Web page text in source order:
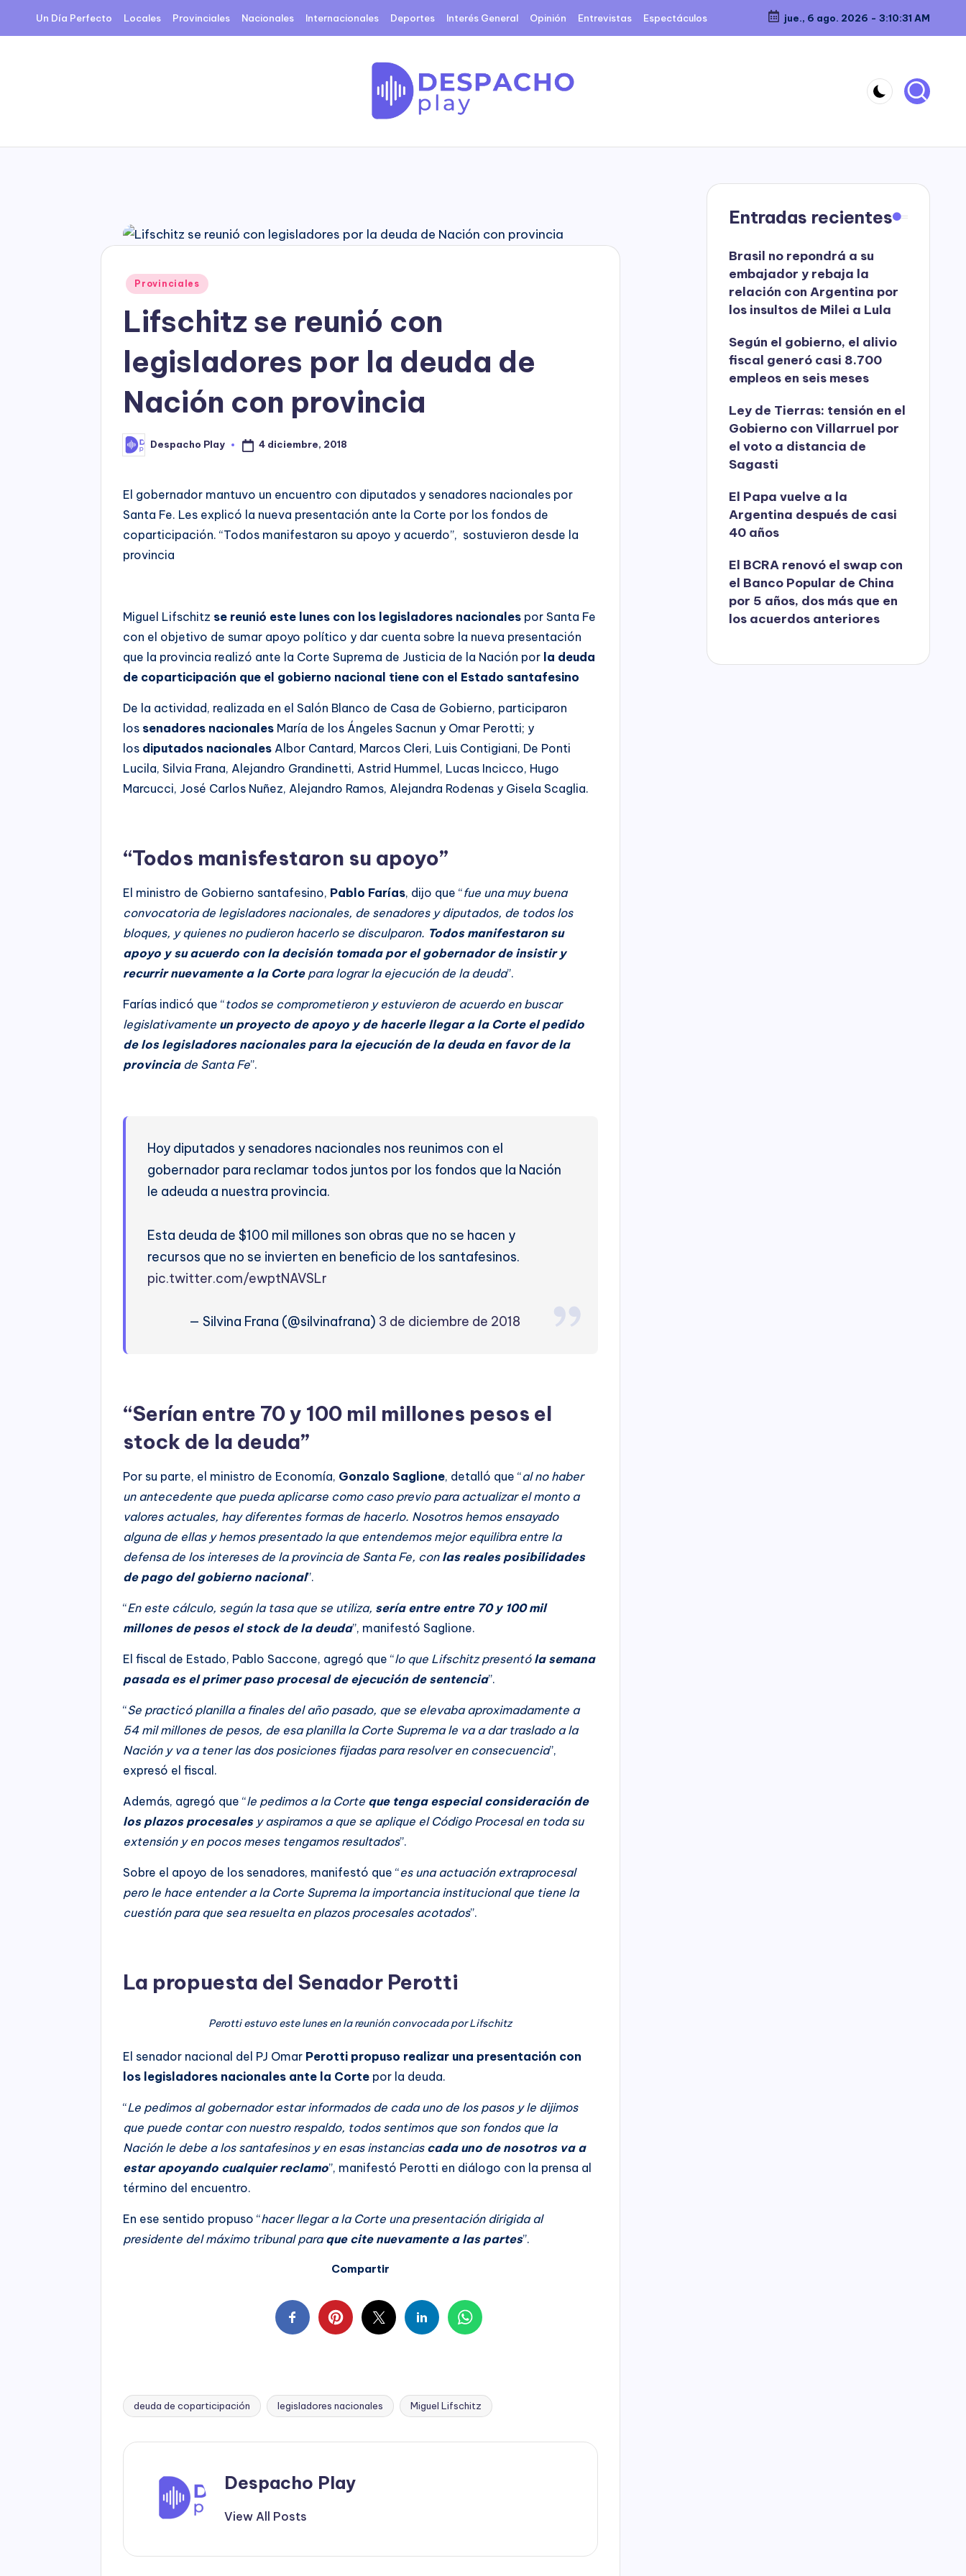
Skip
Un Día Perfecto Locales Provinciales Nacionales Internacionales Deportes Interés General Opinión Entrevistas Espectáculos jue., 6 ago. 2026- 3:10:32 AM
D
p
h
o
P
l
Posted
Provinciales
Lifschitz se reunió con
legisladores por la deuda de
Nación con provincia
Posted
by
Despacho Play 4 diciembre, 2018
El gobernador mantuvo un encuentro con diputados y senadores nacionales por
Santa Fe. Les explicó la nueva presentación ante la Corte por los fondos de
coparticipación. “Todos manifestaron su apoyo y acuerdo”, sostuvieron desde la
provincia
Miguel Lifschitz se reunió este lunes con los legisladores nacionales por Santa Fe
con el objetivo de sumar apoyo político y dar cuenta sobre la nueva presentación
que la provincia realizó ante la Corte Suprema de Justicia de la Nación por la deuda
de coparticipación que el gobierno nacional tiene con el Estado santafesino
De la actividad, realizada en el Salón Blanco de Casa de Gobierno, participaron
los senadores nacionales María de los Ángeles Sacnun y Omar Perotti; y
los diputados nacionales Albor Cantard, Marcos Cleri, Luis Contigiani, De Ponti
Lucila, Silvia Frana, Alejandro Grandinetti, Astrid Hummel, Lucas Incicco, Hugo
Marcucci, José Carlos Nuñez, Alejandro Ramos, Alejandra Rodenas y Gisela Scaglia.
“Todos manisfestaron su apoyo”
El ministro de Gobierno santafesino, Pablo Farías, dijo que “fue una muy buena
convocatoria de legisladores nacionales, de senadores y diputados, de todos los
bloques, y quienes no pudieron hacerlo se disculparon. Todos manifestaron su
apoyo y su acuerdo con la decisión tomada por el gobernador de insistir y
recurrir nuevamente a la Cortepara lograr la ejecución de la deuda”.
Farías indicó que “todos se comprometieron y estuvieron de acuerdo en buscar
legislativamente un proyecto de apoyo y de hacerle llegar a la Corte el pedido
de los legisladores nacionales para la ejecución de la deuda en favor de la
provinciade Santa Fe”.
Hoy diputados y senadores nacionales nos reunimos con el
gobernador para reclamar todos juntos por los fondos que la Nación
le adeuda a nuestra provincia.
Esta deuda de $100 mil millones son obras que no se hacen y
recursos que no se invierten en beneficio de los santafesinos.
pic.twitter.com/ewptNAVSLr
— Silvina Frana (@silvinafrana) 3 de diciembre de 2018
“Serían entre 70 y 100 mil millones pesos el
stock de la deuda”
Por su parte, el ministro de Economía, Gonzalo Saglione, detalló que “al no haber
un antecedente que pueda aplicarse como caso previo para actualizar el monto a
valores actuales, hay diferentes formas de hacerlo. Nosotros hemos ensayado
alguna de ellas y hemos presentado la que entendemos mejor equilibra entre la
defensa de los intereses de la provincia de Santa Fe, conlas reales posibilidades
de pago del gobierno nacional”.
“En este cálculo, según la tasa que se utiliza, sería entre entre 70 y 100 mil
millones de pesos el stock de la deuda”, manifestó Saglione.
El fiscal de Estado, Pablo Saccone, agregó que “lo que Lifschitz presentóla semana
pasada es el primer paso procesal de ejecución de sentencia”.
“Se practicó planilla a finales del año pasado, que se elevaba aproximadamente a
54 mil millones de pesos, de esa planilla la Corte Suprema le va a dar traslado a la
Nación y va a tener las dos posiciones fijadas para resolver en consecuencia”,
expresó el fiscal.
Además, agregó que “le pedimos a la Corte que tenga especial consideración de
los plazos procesalesy aspiramos a que se aplique el Código Procesal en toda su
extensión y en pocos meses tengamos resultados”.
Sobre el apoyo de los senadores, manifestó que “es una actuación extraprocesal
pero le hace entender a la Corte Suprema la importancia institucional que tiene la
cuestión para que sea resuelta en plazos procesales acotados”.
La propuesta del Senador Perotti
Perotti estuvo este lunes en la reunión convocada por Lifschitz
El senador nacional del PJ Omar Perotti propuso realizar una presentación con
los legisladores nacionales ante la Corte por la deuda.
“Le pedimos al gobernador estar informados de cada uno de los pasos y le dijimos
que puede contar con nuestro respaldo, todos sentimos que son fondos que la
Nación le debe a los santafesinos y en esas instancias cada uno de nosotros va a
estar apoyando cualquier reclamo”, manifestó Perotti en diálogo con la prensa al
término del encuentro.
En ese sentido propuso “hacer llegar a la Corte una presentación dirigida al
presidente del máximo tribunal paraque cite nuevamente a las partes”.
Compartir
Tags:
deuda de coparticipación legisladores nacionales Miguel Lifschitz
Despacho Play
View All Posts
Entradas recientes
Brasil no repondrá a su
embajador y rebaja la
relación con Argentina por
los insultos de Milei a Lula
Según el gobierno, el alivio
fiscal generó casi 8.700
empleos en seis meses
Ley de Tierras: tensión en el
Gobierno con Villarruel por
el voto a distancia de
Sagasti
El Papa vuelve a la
Argentina después de casi
40 años
El BCRA renovó el swap con
el Banco Popular de China
por 5 años, dos más que en
los acuerdos anteriores